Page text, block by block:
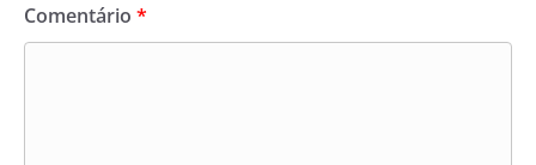
Comentário *